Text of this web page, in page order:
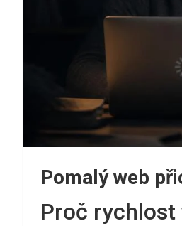
Pomalý web
Proč rychlost